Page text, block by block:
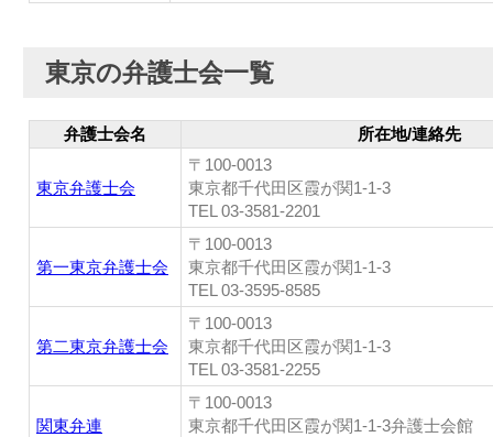
東京の弁護士会一覧
弁護士会名 所在地/連絡先
東京弁護士会
〒100-0013
東京都千代田区霞が関1-1-3
TEL 03-3581-2201
第一東京弁護士会
〒100-0013
東京都千代田区霞が関1-1-3
TEL 03-3595-8585
第二東京弁護士会
〒100-0013
東京都千代田区霞が関1-1-3
TEL 03-3581-2255
関東弁連
〒100-0013
東京都千代田区霞が関1-1-3弁護士会館